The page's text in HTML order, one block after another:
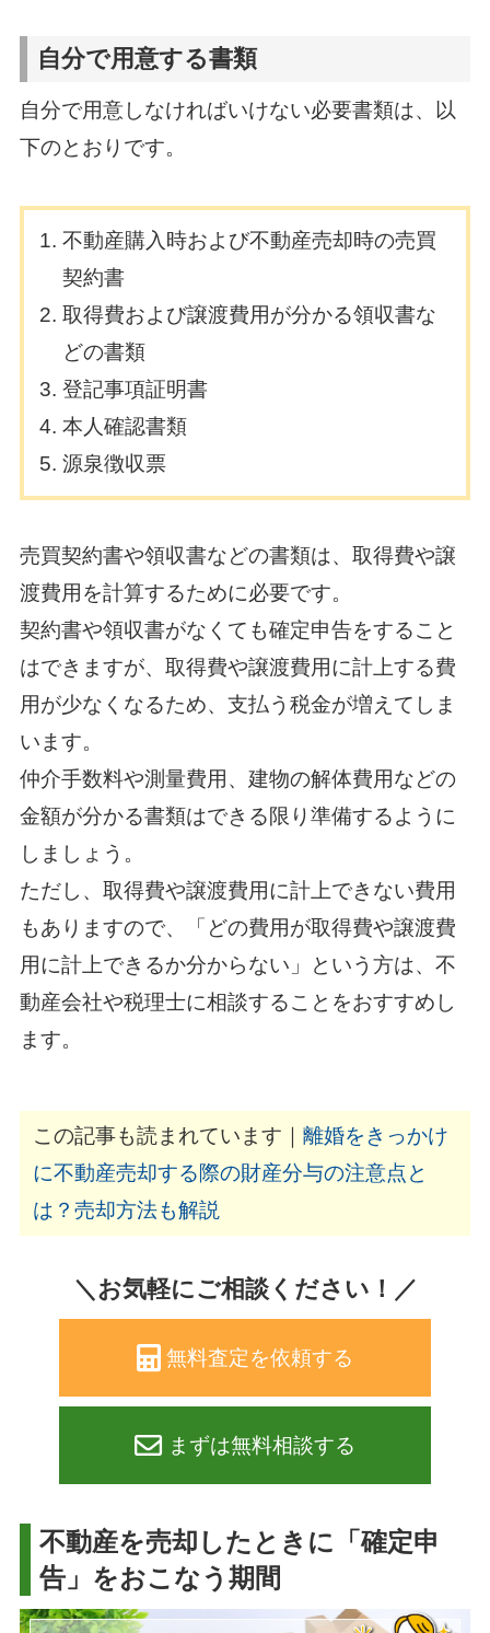
自分で用意する書類
自分で用意しなければいけない必要書類は、以
下のとおりです。
不動産購入時および不動産売却時の売買
契約書
取得費および譲渡費用が分かる領収書な
どの書類
登記事項証明書
本人確認書類
源泉徴収票
売買契約書や領収書などの書類は、取得費や譲
渡費用を計算するために必要です。
契約書や領収書がなくても確定申告をすること
はできますが、取得費や譲渡費用に計上する費
用が少なくなるため、支払う税金が増えてしま
います。
仲介手数料や測量費用、建物の解体費用などの
金額が分かる書類はできる限り準備するように
しましょう。
ただし、取得費や譲渡費用に計上できない費用
もありますので、「どの費用が取得費や譲渡費
用に計上できるか分からない」という方は、不
動産会社や税理士に相談することをおすすめし
ます。
この記事も読まれています｜ 離婚をきっかけ
に不動産売却する際の財産分与の注意点と
は？売却方法も解説
＼お気軽にご相談ください！／
無料査定を依頼する
まずは無料相談する
不動産を売却したときに「確定申
告」をおこなう期間